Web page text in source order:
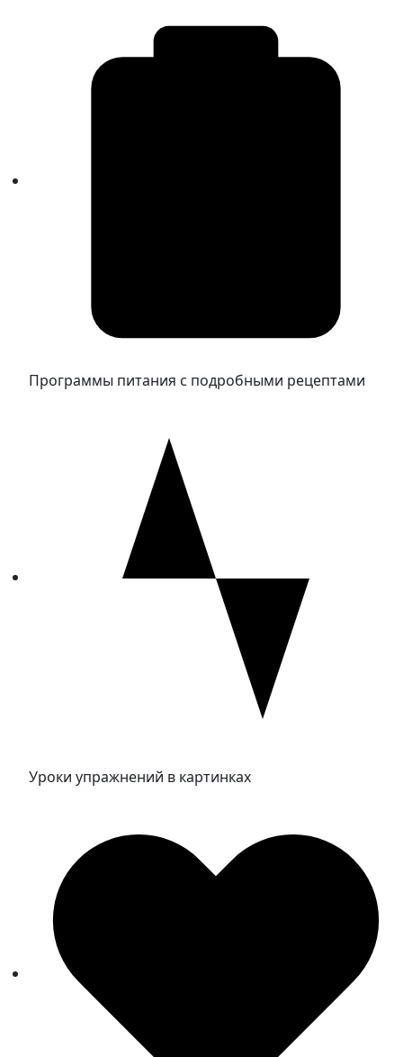
Программы питания с подробными рецептами
Уроки упражнений в картинках